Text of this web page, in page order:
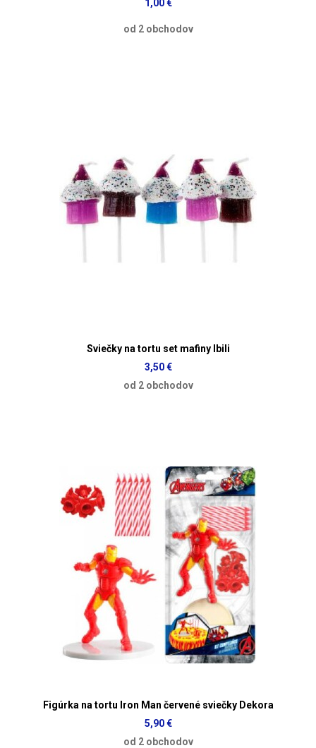
1,00 €
od 2 obchodov
Sviečky na tortu set mafiny Ibili
3,50 €
od 2 obchodov
Figúrka na tortu Iron Man červené sviečky Dekora
5,90 €
od 2 obchodov